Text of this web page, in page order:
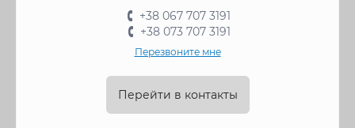
+38 067 707 3191
+38 073 707 3191
Перезвоните мне
Перейти в контакты